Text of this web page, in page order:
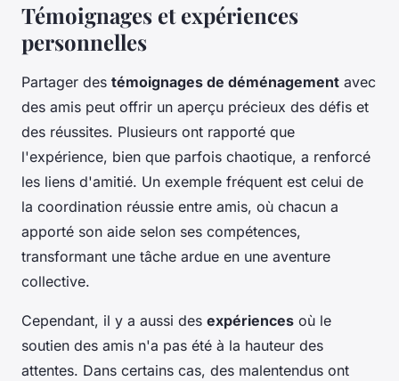
Témoignages et expériences
personnelles
Partager des témoignages de déménagement avec
des amis peut offrir un aperçu précieux des défis et
des réussites. Plusieurs ont rapporté que
l'expérience, bien que parfois chaotique, a renforcé
les liens d'amitié. Un exemple fréquent est celui de
la coordination réussie entre amis, où chacun a
apporté son aide selon ses compétences,
transformant une tâche ardue en une aventure
collective.
Cependant, il y a aussi des expériences où le
soutien des amis n'a pas été à la hauteur des
attentes. Dans certains cas, des malentendus ont